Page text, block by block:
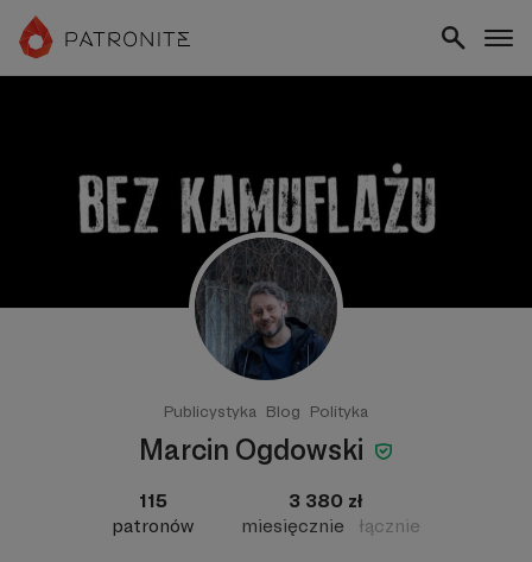
Publicystyka Blog Polityka
Marcin Ogdowski
115
patronów
3 380 zł
miesięcznie
łącznie